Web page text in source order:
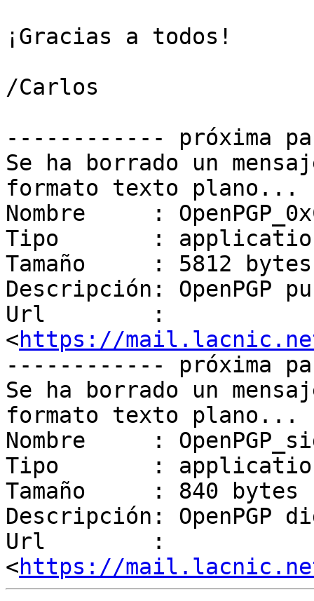
¡Gracias a todos!
/Carlos
------------ próxima
Se ha borrado un
formato texto plano...
Nombre     :
Tipo       :
Tamaño     : 5812 bytes
Descripción: OpenPGP
Url        :
<https://mail.lacnic.net/
------------ próxima
Se ha borrado un
formato texto plano...
Nombre     :
Tipo       :
Tamaño     : 840 bytes
Descripción: OpenPGP
Url        :
<https://mail.lacnic.net/